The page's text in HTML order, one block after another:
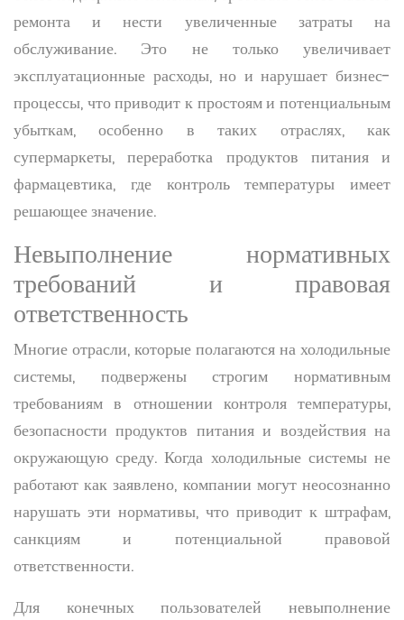
ремонта и нести увеличенные затраты на
обслуживание. Это не только увеличивает
эксплуатационные расходы, но и нарушает бизнес-
процессы, что приводит к простоям и потенциальным
убыткам, особенно в таких отраслях, как
супермаркеты, переработка продуктов питания и
фармацевтика, где контроль температуры имеет
решающее значение.
Невыполнение нормативных
требований и правовая
ответственность
Многие отрасли, которые полагаются на холодильные
системы, подвержены строгим нормативным
требованиям в отношении контроля температуры,
безопасности продуктов питания и воздействия на
окружающую среду. Когда холодильные системы не
работают как заявлено, компании могут неосознанно
нарушать эти нормативы, что приводит к штрафам,
санкциям и потенциальной правовой
ответственности.
Для конечных пользователей невыполнение